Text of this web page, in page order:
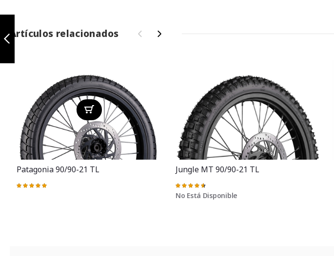
Artículos relacionados ‹ ›
Patagonia 90/90-21 TL
Valoración:
Jungle MT 90/90-21 TL
Valoración:
93%
No Está Disponible